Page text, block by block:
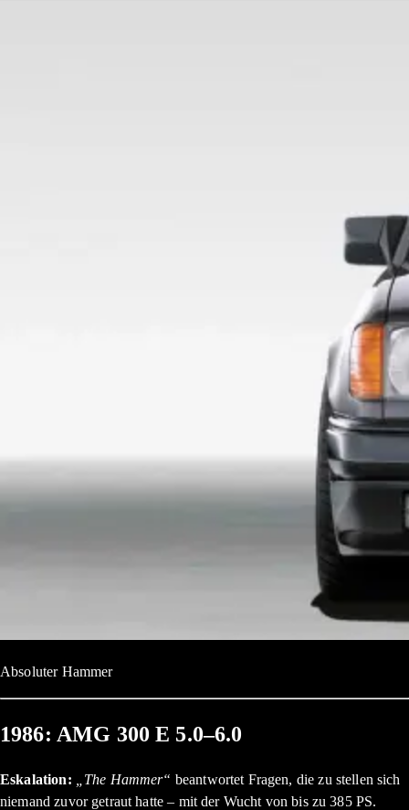
Absoluter Hammer
1986: AMG 300 E 5.0–6.0
Eskalation: „The Hammer“ beantwortet Fragen, die zu stellen sich
niemand zuvor getraut hatte – mit der Wucht von bis zu 385 PS.